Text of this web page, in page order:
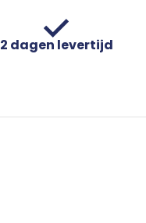
2 dagen levertijd